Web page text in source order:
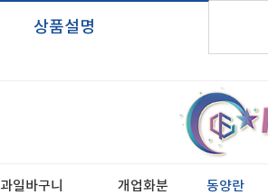
과일바구니 개업화분 동양란
상품설명